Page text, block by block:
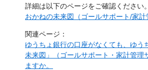
詳細は以下のページをご確認ください。
おかねの未来図（ゴールサポート/家計
関連ページ：
ゆうちょ銀行の口座がなくても、ゆう
未来図」（ゴールサポート・家計管理
ますか。